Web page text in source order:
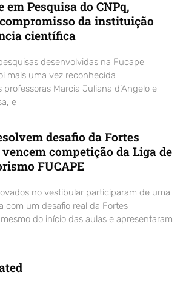
Pesquisa do CNPq,
da instituição
científica
desenvolvidas na Fucape
mais uma vez reconhecida
Marcia Juliana d’Angelo e
e
desafio da Fortes
competição da Liga de
FUCAPE
no vestibular participaram de uma
com um desafio real da Fortes
do início das aulas e apresentaram